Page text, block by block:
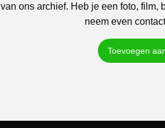
ons archief. Heb je een foto, film,
neem even
Toevoegen